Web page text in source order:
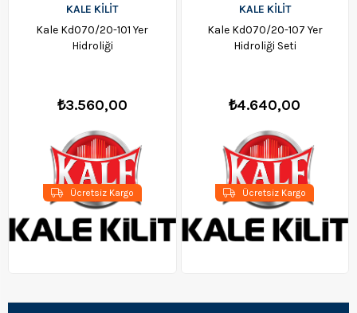
KALE KİLİT
Kale Kd070/20-101 Yer
Hidroliği
₺3.560,00
Ücretsiz Kargo
KALE KİLİT
Kale Kd070/20-107 Yer
Hidroliği Seti
₺4.640,00
Ücretsiz Kargo